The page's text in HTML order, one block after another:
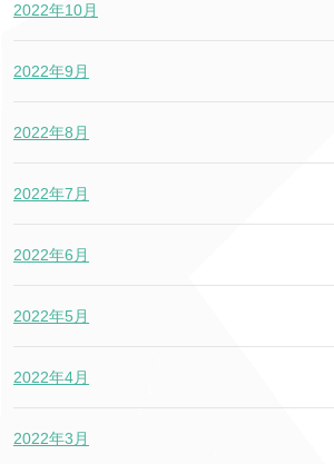
2022年10月
2022年9月
2022年8月
2022年7月
2022年6月
2022年5月
2022年4月
2022年3月